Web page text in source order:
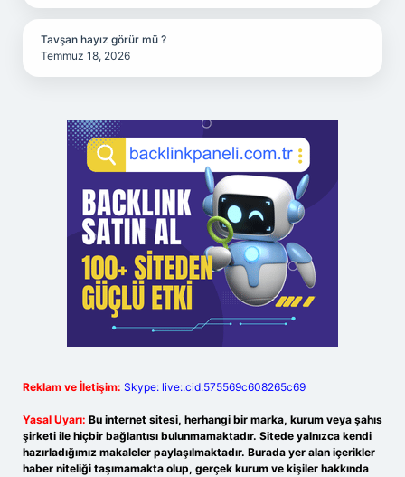
Tavşan hayız görür mü ?
Temmuz 18, 2026
Reklam ve İletişim: Skype: live:.cid.575569c608265c69
Yasal Uyarı: Bu internet sitesi, herhangi bir marka, kurum veya şahıs
şirketi ile hiçbir bağlantısı bulunmamaktadır. Sitede yalnızca kendi
hazırladığımız makaleler paylaşılmaktadır. Burada yer alan içerikler
haber niteliği taşımamakta olup, gerçek kurum ve kişiler hakkında